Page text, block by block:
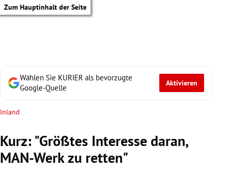
Zum Hauptinhalt der Seite
Wählen Sie KURIER als bevorzugte
Google-Quelle
Aktivieren
Inland
Kurz: "Größtes Interesse daran,
MAN-Werk zu retten"